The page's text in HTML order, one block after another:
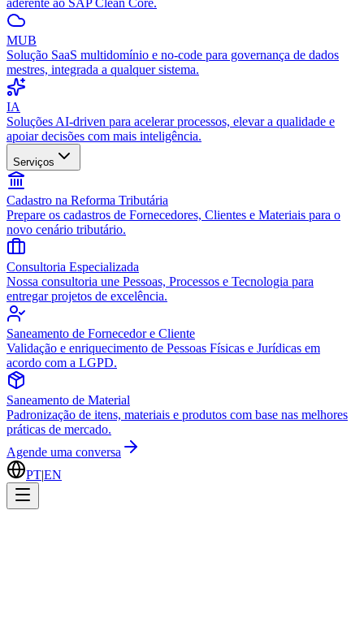
aderente ao SAP Clean Core.
MUB
Solução SaaS multidomínio e no-code para governança de dados
mestres, integrada a qualquer sistema.
IA
Soluções AI-driven para acelerar processos, elevar a qualidade e
apoiar decisões com mais inteligência.
Serviços
Cadastro na Reforma Tributária
Prepare os cadastros de Fornecedores, Clientes e Materiais para o
novo cenário tributário.
Consultoria Especializada
Nossa consultoria une Pessoas, Processos e Tecnologia para
entregar projetos de excelência.
Saneamento de Fornecedor e Cliente
Validação e enriquecimento de Pessoas Físicas e Jurídicas em
acordo com a LGPD.
Saneamento de Material
Padronização de itens, materiais e produtos com base nas melhores
práticas de mercado.
Agende uma conversa
PT|EN